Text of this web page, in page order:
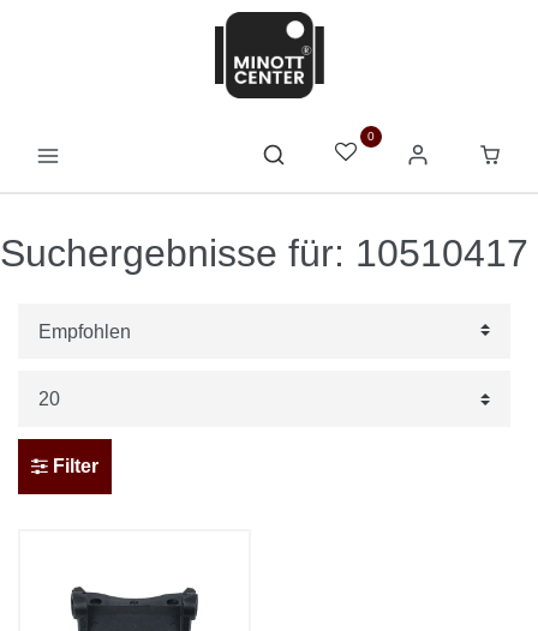
0
Suchergebnisse für: 10510417
Filter